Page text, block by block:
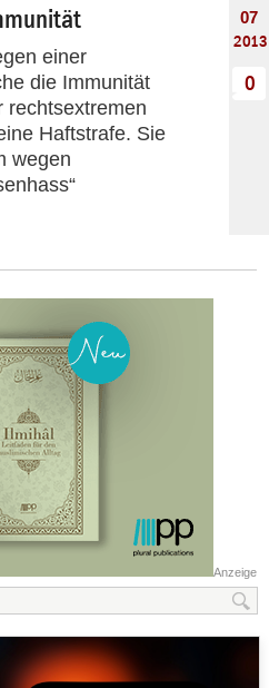
einer
die Immunität
rechtsextremen
Haftstrafe. Sie
wegen
07
2013
0
Anzeige